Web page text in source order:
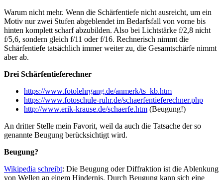
Warum nicht mehr. Wenn die Schärfentiefe nicht ausreicht, um ein
Motiv nur zwei Stufen abgeblendet im Bedarfsfall von vorne bis
hinten komplett scharf abzubilden. Also bei Lichtstärke f/2,8 nicht
f/5,6, sondern gleich f/11 oder f/16. Rechnerisch nimmt die
Schärfentiefe tatsächlich immer weiter zu, die Gesamtschärfe nimmt
aber ab.
Drei Schärfentieferechner
https://www.fotolehrgang.de/anmerk/ts_kb.htm
https://www.fotoschule-ruhr.de/schaerfentieferechner.php
http://www.erik-krause.de/schaerfe.htm (Beugung!)
An dritter Stelle mein Favorit, weil da auch die Tatsache der so
genannte Beugung berücksichtigt wird.
Beugung?
Wikipedia schreibt: Die Beugung oder Diffraktion ist die Ablenkung
von Wellen an einem Hindernis. Durch Beugung kann sich eine